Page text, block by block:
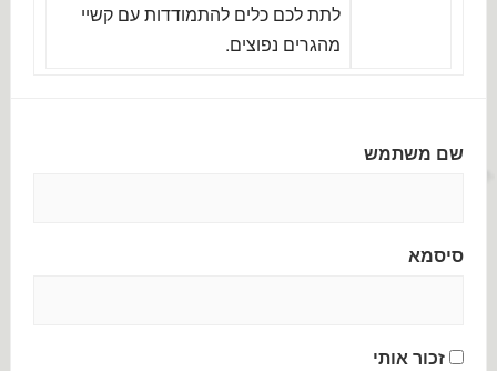
לתת לכם כלים להתמודדות עם קשיי
מהגרים נפוצים.
שם משתמש
סיסמא
זכור אותי